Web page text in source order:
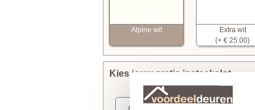
Alpine wit
Extra wit
(+ € 25.00)
Kies jouw gratis insteekslot